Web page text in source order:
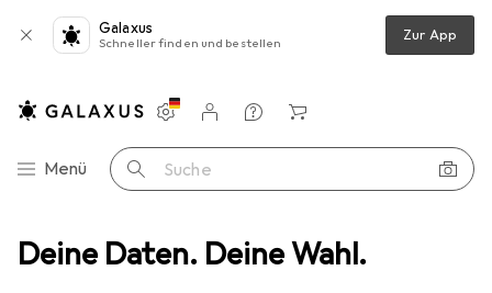
Deine Daten. Deine Wahl.
Galaxus
Schneller finden und bestellen Zur App
Navigation nach Kategorien
Menü Suche
Einstellungen
Kundenkonto
Vergleichslisten
Merklisten
Warenkorb
Objektive + Filter Objektivkonverter Raynox HD 5052PRO